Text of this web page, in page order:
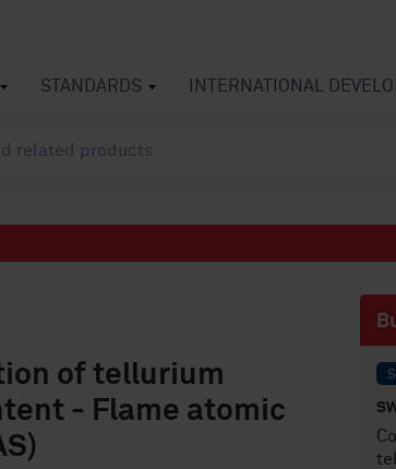
STANDARDS INTERNATIONAL
of tellurium
- Flame atomic